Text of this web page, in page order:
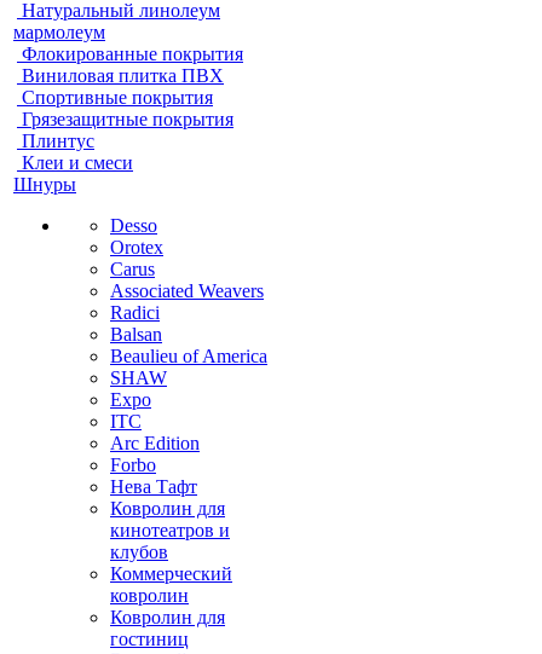
Натуральный линолеум
мармолеум
Флокированные покрытия
Виниловая плитка ПВХ
Спортивные покрытия
Грязезащитные покрытия
Плинтус
Клеи и смеси
Шнуры
Desso
Orotex
Carus
Associated Weavers
Radici
Balsan
Beaulieu of America
SHAW
Expo
ITC
Arc Edition
Forbo
Нева Тафт
Ковролин для
кинотеатров и
клубов
Коммерческий
ковролин
Ковролин для
гостиниц